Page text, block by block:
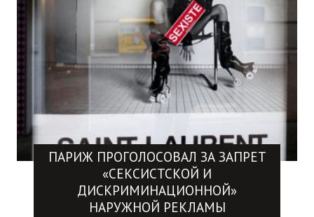
ПАРИЖ ПРОГОЛОСОВАЛ ЗА ЗАПРЕТ
«СЕКСИСТСКОЙ И
ДИСКРИМИНАЦИОННОЙ»
НАРУЖНОЙ РЕКЛАМЫ